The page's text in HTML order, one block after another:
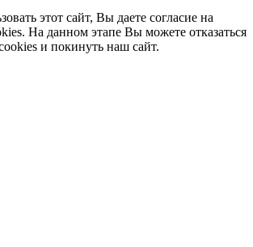
этот сайт, Вы даете согласие на
На данном этапе Вы можете отказаться
и покинуть наш сайт.